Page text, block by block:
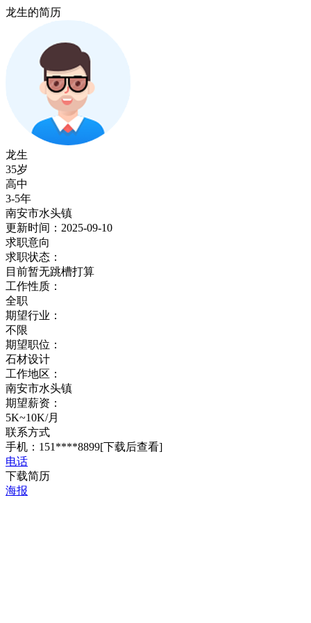
龙生的简历
龙生
35岁
高中
3-5年
南安市水头镇
更新时间：2025-09-10
求职意向
求职状态：
目前暂无跳槽打算
工作性质：
全职
期望行业：
不限
期望职位：
石材设计
工作地区：
南安市水头镇
期望薪资：
5K~10K/月
联系方式
手机：151****8899[下载后查看]
电话
下载简历
海报